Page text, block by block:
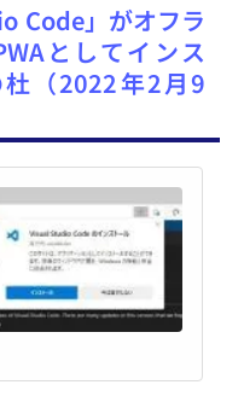
Code」がオフラ
としてインス
（2022年2月9